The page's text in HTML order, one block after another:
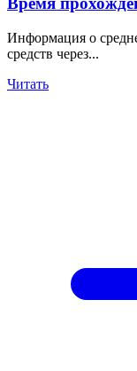
Информация о
средств через...
Читать